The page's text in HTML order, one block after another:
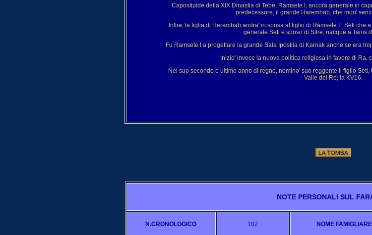
Capostipide della XIX Dinastia di Tebe, Ramsete I, ancora generale in
predecessore, il grande Haremhab, che mori'
Inltre, la figlia di Haremhab andra' in sposa al figlio di Ramsete I , Seti che
generale Seti e sposo di Sitre, nacque a Tanis
Fu Ramsete I a progettare la grande Sala Ipostila di Karnak anche se era
Inizio' invece la nuova politica religiosa in favore di Ra,
Nel suo secondo e ultimo anno di regno, nomino' suo reggente il figlio
Valle dei Re, la KV16.
NOTE PERSONALI SUL
N.CRONOLOGICO 102 NOME FAMIGLIARE